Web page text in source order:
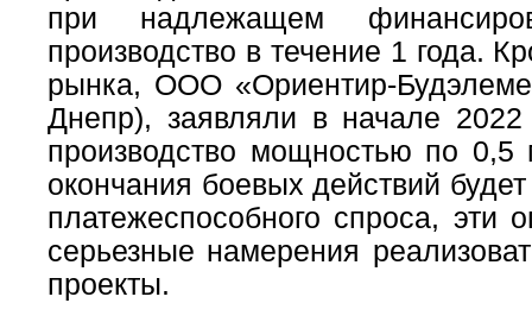
при надлежащем
производство в течение 1 года.
рынка, ООО «Ориентир-
Днепр), заявляли в начале
производство мощностью по
окончания боевых действий
платежеспособного спроса,
серьезные намерения
проекты.